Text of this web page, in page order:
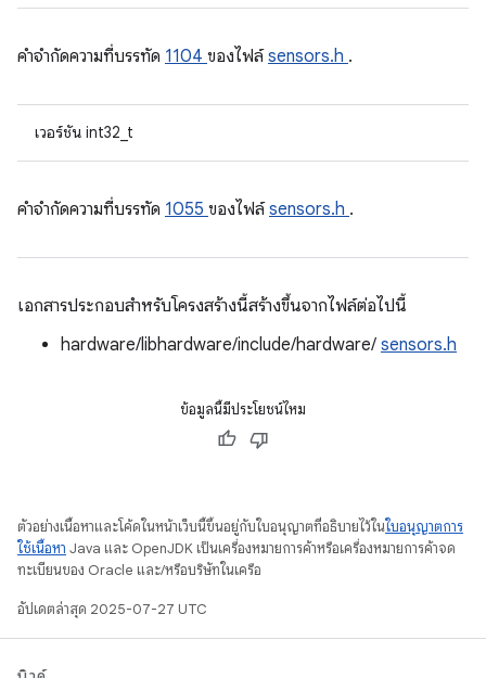
คําจํากัดความที่บรรทัด 1104 ของไฟล์sensors.h .
เวอร์ชัน int32_t
คําจํากัดความที่บรรทัด 1055 ของไฟล์sensors.h .
เอกสารประกอบสำหรับโครงสร้างนี้สร้างขึ้นจากไฟล์ต่อไปนี้
hardware/libhardware/include/hardware/ sensors.h
ข้อมูลนี้มีประโยชน์ไหม
ตัวอย่างเนื้อหาและโค้ดในหน้าเว็บนี้ขึ้นอยู่กับใบอนุญาตที่อธิบายไว้ในใบอนุญาตการ
ใช้เนื้อหา Java และ OpenJDK เป็นเครื่องหมายการค้าหรือเครื่องหมายการค้าจด
ทะเบียนของ Oracle และ/หรือบริษัทในเครือ
อัปเดตล่าสุด 2025-07-27 UTC